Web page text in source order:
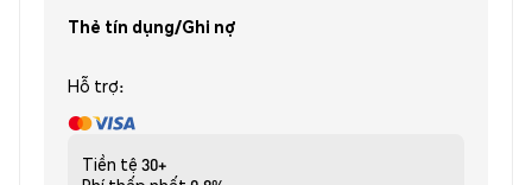
Thẻ tín dụng/Ghi nợ
Hỗ trợ:
Tiền tệ 30+